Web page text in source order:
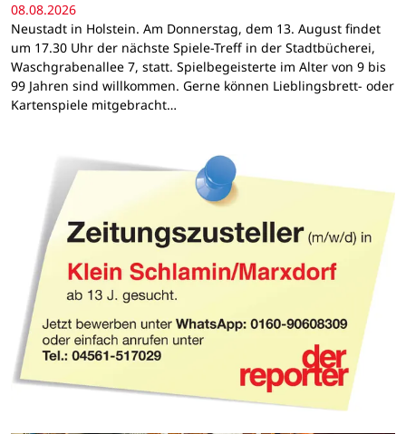
08.08.2026
Neustadt in Holstein. Am Donnerstag, dem 13. August findet
um 17.30 Uhr der nächste Spiele-Treff in der Stadtbücherei,
Waschgrabenallee 7, statt. Spielbegeisterte im Alter von 9 bis
99 Jahren sind willkommen. Gerne können Lieblingsbrett- oder
Kartenspiele mitgebracht…